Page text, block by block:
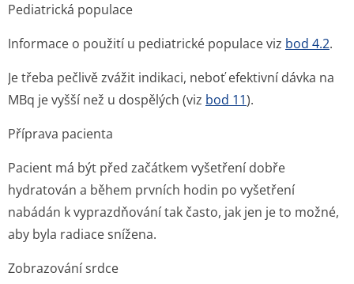
Pediatrická populace
Informace o použití u pediatrické populace viz bod 4.2.
Je třeba pečlivě zvážit indikaci, neboť efektivní dávka na
MBq je vyšší než u dospělých (viz bod 11).
Příprava pacienta
Pacient má být před začátkem vyšetření dobře
hydratován a během prvních hodin po vyšetření
nabádán k vyprazdňování tak často, jak jen je to možné,
aby byla radiace snížena.
Zobrazování srdce